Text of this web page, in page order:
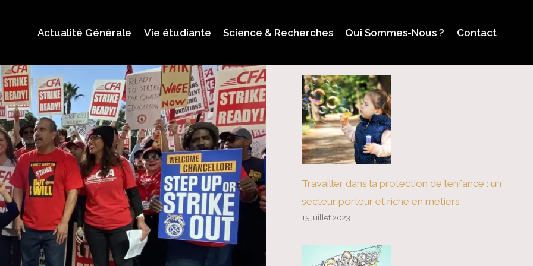
Actualité Générale Vie étudiante Science & Recherches Qui Sommes-Nous ? Contact
Travailler dans la protection de l’enfance : un
secteur porteur et riche en métiers
15 juillet 2023